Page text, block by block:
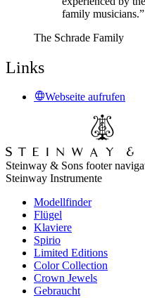
family musicians.”
The Schrade Family
Links
Webseite aufrufen
Steinway & Sons footer
Steinway Instrumente
Modellfinder
Flügel
Klaviere
Spirio
Limited Editions
Color Collection
Crown Jewels
Gebraucht